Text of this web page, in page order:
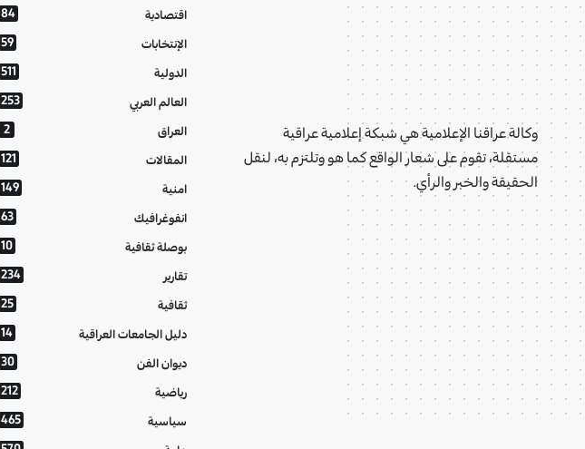
وكالة عراقنا الإعلامية هي شبكة إعلامية عراقية
مستقلة، تقوم على شعار الواقع كما هو وتلتزم به، لنقل
الحقيقة والخبر والرأي.
اقتصادية 84
الإنتخابات 59
الدولية 511
العالم العربي 253
العراق 2
المقالات 121
امنية 149
انفوغرافيك 63
بوصلة ثقافية 10
تقارير 234
ثقافية 25
دليل الجامعات العراقية 14
ديوان الفن 30
رياضية 212
سياسية 465